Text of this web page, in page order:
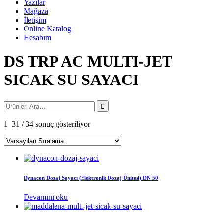
Yazılar
Mağaza
İletişim
Online Katalog
Hesabım
DS TRP AC MULTI-JET
SICAK SU SAYACI
1–31 / 34 sonuç gösteriliyor
Dynacon Dozaj Sayacı (Elektronik Dozaj Ünitesi) DN 50
Devamını oku